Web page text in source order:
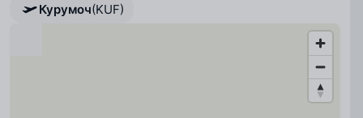
Курумоч(KUF)